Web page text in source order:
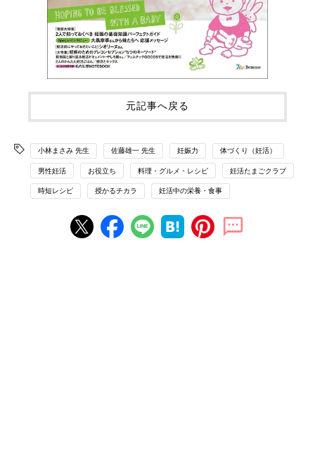
元記事へ戻る
小林まさみ 先生 佐藤雄一 先生 妊娠力 体づくり（妊活）
男性妊活 お役立ち 料理・グルメ・レシピ 妊活たまごクラブ
時短レシピ 授かるチカラ 妊活中の栄養・食事